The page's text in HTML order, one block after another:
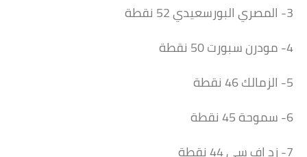
3- المصري البورسعيدي 52 نقطة
4- مودرن سبورت 50 نقطة
5- الزمالك 46 نقطة
6- سموحة 45 نقطة
7- زد إف سي 44 نقطة